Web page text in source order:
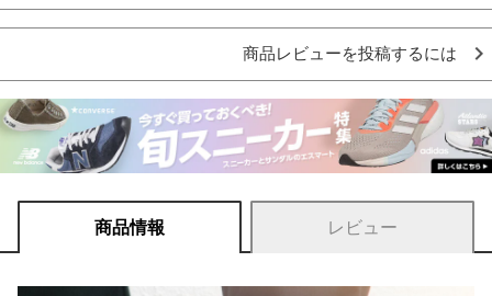
商品レビューを投稿するには
商品情報 レビュー